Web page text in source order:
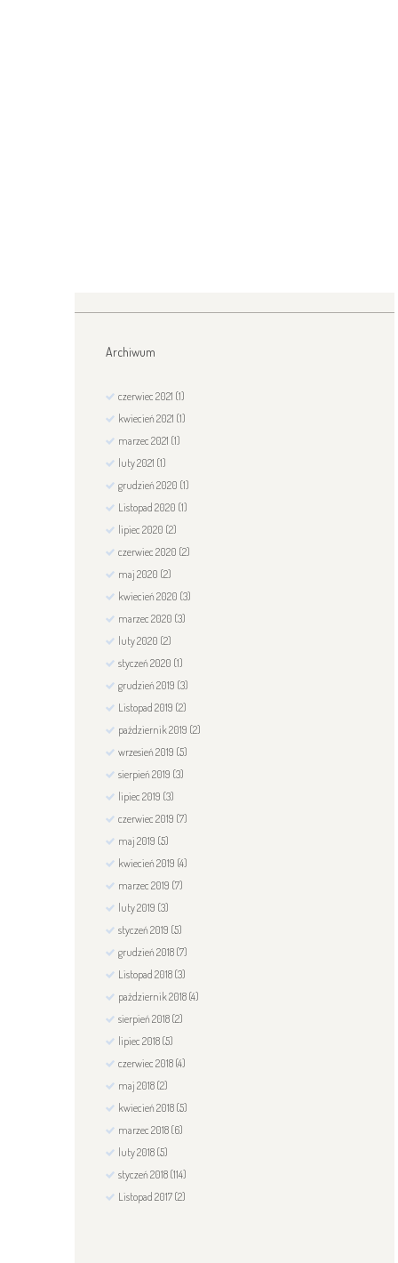
Archiwum
czerwiec2021 (1)
kwiecień2021 (1)
marzec2021 (1)
luty2021 (1)
grudzień2020 (1)
Listopad2020 (1)
lipiec2020 (2)
czerwiec2020 (2)
maj2020 (2)
kwiecień2020 (3)
marzec2020 (3)
luty2020 (2)
styczeń2020 (1)
grudzień2019 (3)
Listopad2019 (2)
październik2019 (2)
wrzesień2019 (5)
sierpień2019 (3)
lipiec2019 (3)
czerwiec2019 (7)
maj2019 (5)
kwiecień2019 (4)
marzec2019 (7)
luty2019 (3)
styczeń2019 (5)
grudzień2018 (7)
Listopad2018 (3)
październik2018 (4)
sierpień2018 (2)
lipiec2018 (5)
czerwiec2018 (4)
maj2018 (2)
kwiecień2018 (5)
marzec2018 (6)
luty2018 (5)
styczeń2018 (114)
Listopad2017 (2)